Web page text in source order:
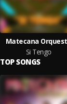
Matecana
Si Tengo
TOP SONGS